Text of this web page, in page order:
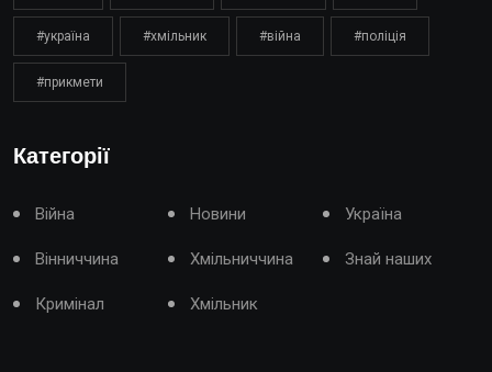
#україна #хмільник #війна #поліція
#прикмети
Категорії
Війна Новини Україна
Вінниччина Хмільниччина Знай наших
Кримінал Хмільник